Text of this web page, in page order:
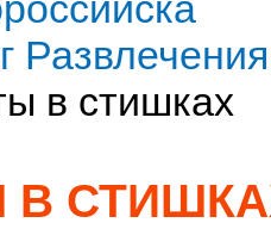
Развлечения
в стишках
В